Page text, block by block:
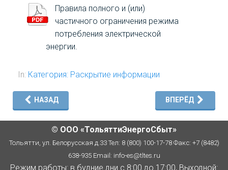
Правила полного и (или)
частичного ограничения режима
потребления электрической
энергии.
In: Категория: Раскрытие информации
НАЗАД ВПЕРЁД
© ООО «ТольяттиЭнергоСбыт»
Тольятти, ул. Белорусская д.33 Тел: 8 (800) 100-17-78 Факс: +7 (8482)
638-935 Email: info-es@tltes.ru
Режим работы: в будние дни с 8:00 до 17:00, Выходной: